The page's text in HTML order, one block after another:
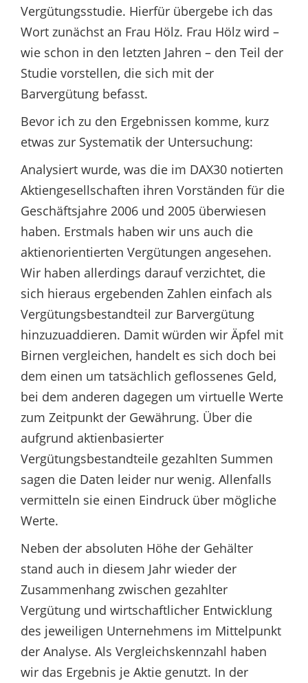
Vergütungsstudie. Hierfür übergebe ich das
Wort zunächst an Frau Hölz. Frau Hölz wird –
wie schon in den letzten Jahren – den Teil der
Studie vorstellen, die sich mit der
Barvergütung befasst.
Bevor ich zu den Ergebnissen komme, kurz
etwas zur Systematik der Untersuchung:
Analysiert wurde, was die im DAX30 notierten
Aktiengesellschaften ihren Vorständen für die
Geschäftsjahre 2006 und 2005 überwiesen
haben. Erstmals haben wir uns auch die
aktienorientierten Vergütungen angesehen.
Wir haben allerdings darauf verzichtet, die
sich hieraus ergebenden Zahlen einfach als
Vergütungsbestandteil zur Barvergütung
hinzuzuaddieren. Damit würden wir Äpfel mit
Birnen vergleichen, handelt es sich doch bei
dem einen um tatsächlich geflossenes Geld,
bei dem anderen dagegen um virtuelle Werte
zum Zeitpunkt der Gewährung. Über die
aufgrund aktienbasierter
Vergütungsbestandteile gezahlten Summen
sagen die Daten leider nur wenig. Allenfalls
vermitteln sie einen Eindruck über mögliche
Werte.
Neben der absoluten Höhe der Gehälter
stand auch in diesem Jahr wieder der
Zusammenhang zwischen gezahlter
Vergütung und wirtschaftlicher Entwicklung
des jeweiligen Unternehmens im Mittelpunkt
der Analyse. Als Vergleichskennzahl haben
wir das Ergebnis je Aktie genutzt. In der